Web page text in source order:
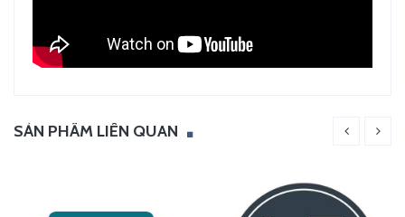
SẢN PHẨM LIÊN QUAN